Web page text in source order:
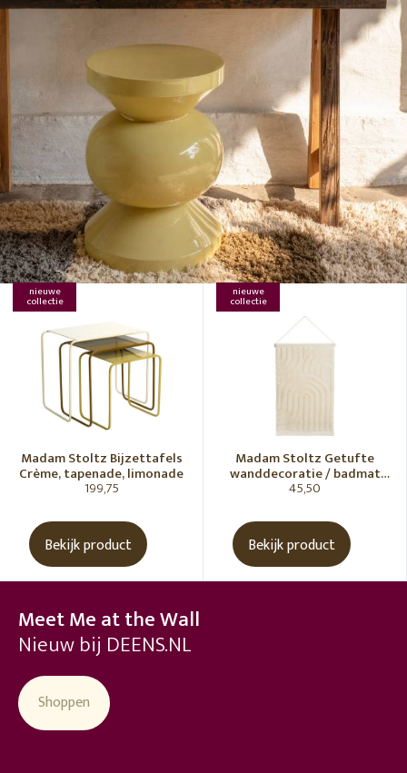
nieuwe
collectie
Madam Stoltz Bijzettafels
Crème, tapenade, limonade
199,75
Bekijk product
nieuwe
collectie
Madam Stoltz Getufte
wanddecoratie / badmat
Vanille
45,50
Bekijk product
Meet Me at the Wall
Nieuw bij DEENS.NL
Shoppen